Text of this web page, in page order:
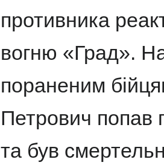
противника
вогню «Град».
пораненим
Петрович попав
та був